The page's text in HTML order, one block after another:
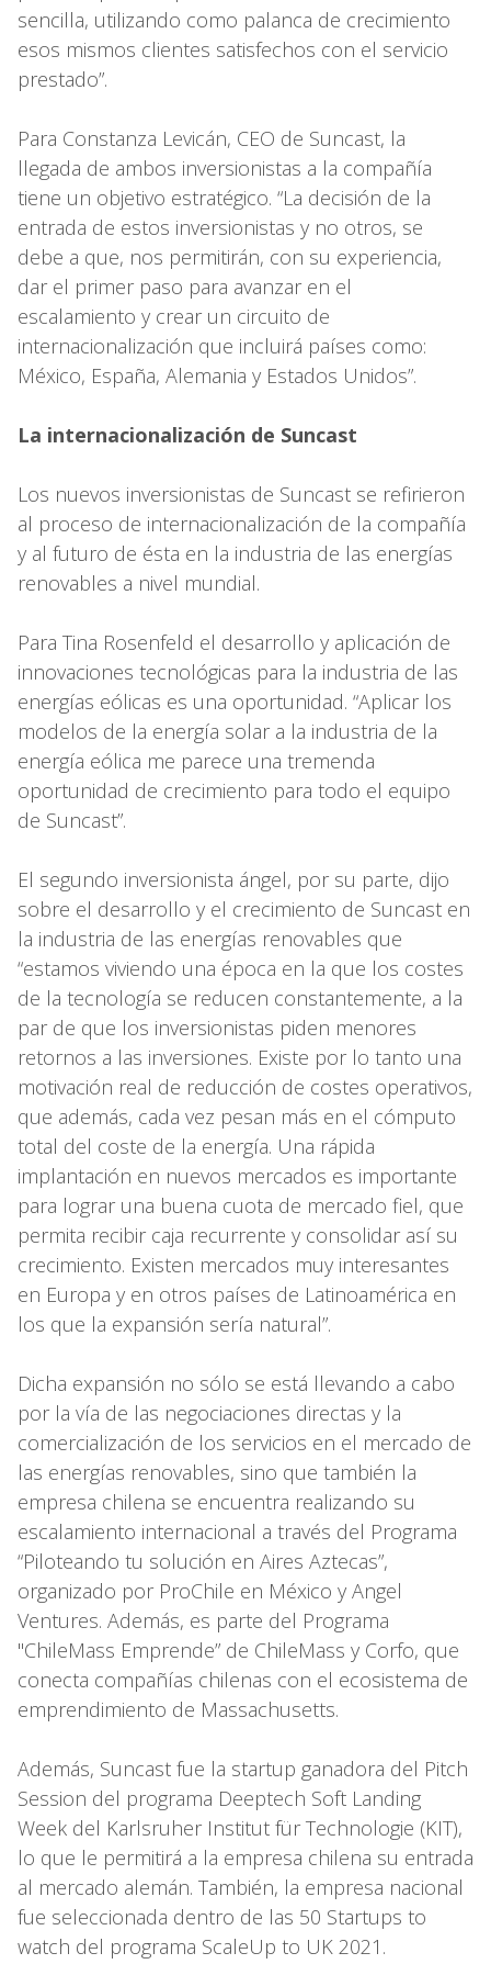
sencilla, utilizando como palanca de crecimiento
esos mismos clientes satisfechos con el servicio
prestado”.
Para Constanza Levicán, CEO de Suncast, la
llegada de ambos inversionistas a la compañía
tiene un objetivo estratégico. “La decisión de la
entrada de estos inversionistas y no otros, se
debe a que, nos permitirán, con su experiencia,
dar el primer paso para avanzar en el
escalamiento y crear un circuito de
internacionalización que incluirá países como:
México, España, Alemania y Estados Unidos”.
La internacionalización de Suncast
Los nuevos inversionistas de Suncast se refirieron
al proceso de internacionalización de la compañía
y al futuro de ésta en la industria de las energías
renovables a nivel mundial.
Para Tina Rosenfeld el desarrollo y aplicación de
innovaciones tecnológicas para la industria de las
energías eólicas es una oportunidad. “Aplicar los
modelos de la energía solar a la industria de la
energía eólica me parece una tremenda
oportunidad de crecimiento para todo el equipo
de Suncast”.
El segundo inversionista ángel, por su parte, dijo
sobre el desarrollo y el crecimiento de Suncast en
la industria de las energías renovables que
“estamos viviendo una época en la que los costes
de la tecnología se reducen constantemente, a la
par de que los inversionistas piden menores
retornos a las inversiones. Existe por lo tanto una
motivación real de reducción de costes operativos,
que además, cada vez pesan más en el cómputo
total del coste de la energía. Una rápida
implantación en nuevos mercados es importante
para lograr una buena cuota de mercado fiel, que
permita recibir caja recurrente y consolidar así su
crecimiento. Existen mercados muy interesantes
en Europa y en otros países de Latinoamérica en
los que la expansión sería natural”.
Dicha expansión no sólo se está llevando a cabo
por la vía de las negociaciones directas y la
comercialización de los servicios en el mercado de
las energías renovables, sino que también la
empresa chilena se encuentra realizando su
escalamiento internacional a través del Programa
“Piloteando tu solución en Aires Aztecas”,
organizado por ProChile en México y Angel
Ventures. Además, es parte del Programa
"ChileMass Emprende” de ChileMass y Corfo, que
conecta compañías chilenas con el ecosistema de
emprendimiento de Massachusetts.
Además, Suncast fue la startup ganadora del Pitch
Session del programa Deeptech Soft Landing
Week del Karlsruher Institut für Technologie (KIT),
lo que le permitirá a la empresa chilena su entrada
al mercado alemán. También, la empresa nacional
fue seleccionada dentro de las 50 Startups to
watch del programa ScaleUp to UK 2021.